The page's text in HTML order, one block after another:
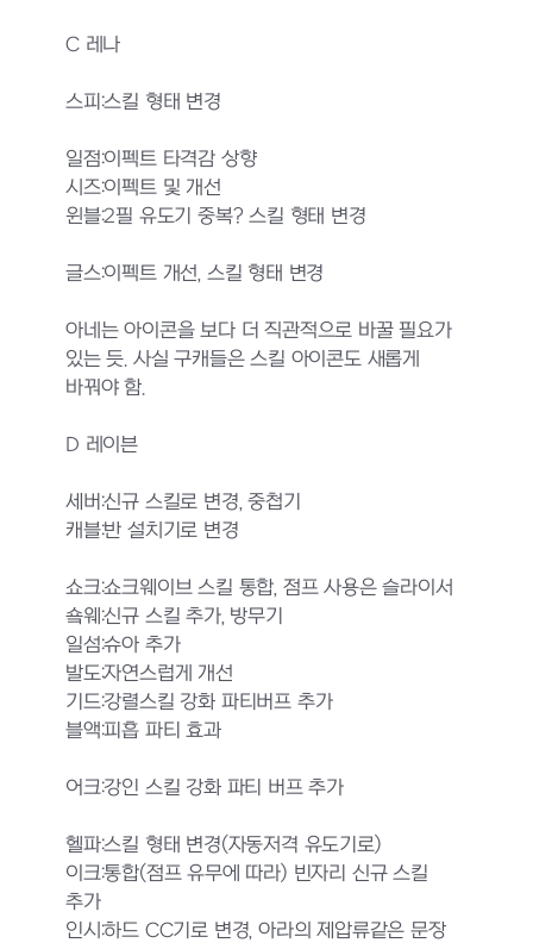
C 레나
스피:스킬 형태 변경
일점:이펙트 타격감 상향
시즈:이펙트 및 개선
윈블:2필 유도기 중복? 스킬 형태 변경
글스:이펙트 개선, 스킬 형태 변경
아네는 아이콘을 보다 더 직관적으로 바꿀 필요가
있는 듯. 사실 구캐들은 스킬 아이콘도 새롭게
바꿔야 함.
D 레이븐
세버:신규 스킬로 변경, 중첩기
캐블:반 설치기로 변경
쇼크:쇼크웨이브 스킬 통합, 점프 사용은 슬라이서
숔웨:신규 스킬 추가, 방무기
일섬:슈아 추가
발도:자연스럽게 개선
기드:강렬스킬 강화 파티버프 추가
블액:피흡 파티 효과
어크:강인 스킬 강화 파티 버프 추가
헬파:스킬 형태 변경(자동저격 유도기로)
이크:통합(점프 유무에 따라) 빈자리 신규 스킬
추가
인시:하드 CC기로 변경, 아라의 제압류같은 문장